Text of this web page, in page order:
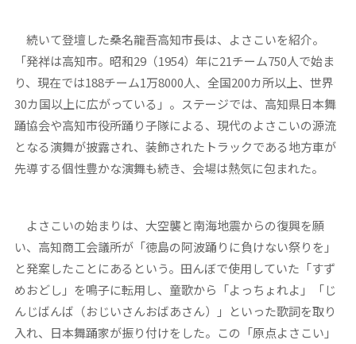
続いて登壇した桑名龍吾高知市長は、よさこいを紹介。
「発祥は高知市。昭和29（1954）年に21チーム750人で始ま
り、現在では188チーム1万8000人、全国200カ所以上、世界
30カ国以上に広がっている」。ステージでは、高知県日本舞
踊協会や高知市役所踊り子隊による、現代のよさこいの源流
となる演舞が披露され、装飾されたトラックである地方車が
先導する個性豊かな演舞も続き、会場は熱気に包まれた。
よさこいの始まりは、大空襲と南海地震からの復興を願
い、高知商工会議所が「徳島の阿波踊りに負けない祭りを」
と発案したことにあるという。田んぼで使用していた「すず
めおどし」を鳴子に転用し、童歌から「よっちょれよ」「じ
んじばんば（おじいさんおばあさん）」といった歌詞を取り
入れ、日本舞踊家が振り付けをした。この「原点よさこい」